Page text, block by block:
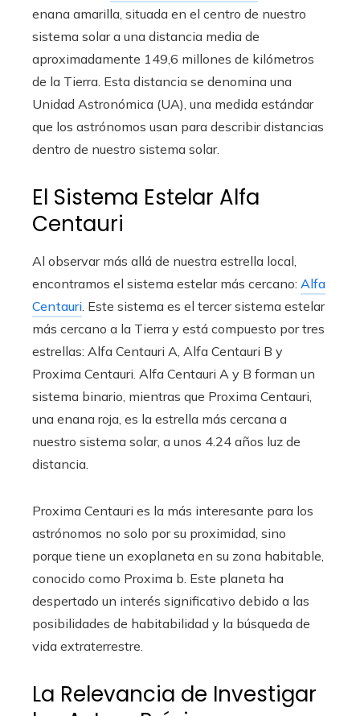
enana amarilla, situada en el centro de nuestro
sistema solar a una distancia media de
aproximadamente 149,6 millones de kilómetros
de la Tierra. Esta distancia se denomina una
Unidad Astronómica (UA), una medida estándar
que los astrónomos usan para describir distancias
dentro de nuestro sistema solar.
El Sistema Estelar Alfa
Centauri
Al observar más allá de nuestra estrella local,
encontramos el sistema estelar más cercano: Alfa
Centauri . Este sistema es el tercer sistema estelar
más cercano a la Tierra y está compuesto por tres
estrellas: Alfa Centauri A, Alfa Centauri B y
Proxima Centauri. Alfa Centauri A y B forman un
sistema binario, mientras que Proxima Centauri,
una enana roja, es la estrella más cercana a
nuestro sistema solar, a unos 4.24 años luz de
distancia.
Proxima Centauri es la más interesante para los
astrónomos no solo por su proximidad, sino
porque tiene un exoplaneta en su zona habitable,
conocido como Proxima b. Este planeta ha
despertado un interés significativo debido a las
posibilidades de habitabilidad y la búsqueda de
vida extraterrestre.
La Relevancia de Investigar